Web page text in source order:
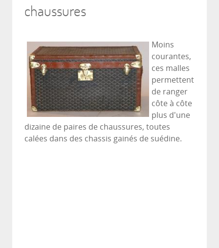
chaussures
Moins
courantes,
ces malles
permettent
de ranger
côte à côte
plus d'une
dizaine de paires de chaussures, toutes
calées dans des chassis gainés de suédine.